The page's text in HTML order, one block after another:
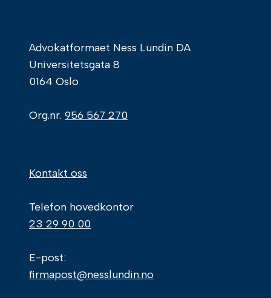
Advokatformaet Ness Lundin DA
Universitetsgata 8
0164 Oslo
Org.nr. 956 567 270
Kontakt oss
Telefon hovedkontor
23 29 90 00
E-post:
firmapost@nesslundin.no